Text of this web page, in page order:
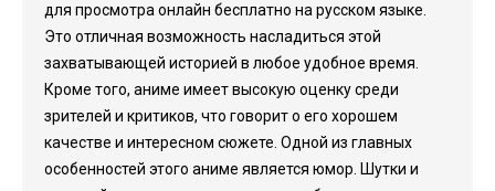
для просмотра онлайн бесплатно на русском языке.
Это отличная возможность насладиться этой
захватывающей историей в любое удобное время.
Кроме того, аниме имеет высокую оценку среди
зрителей и критиков, что говорит о его хорошем
качестве и интересном сюжете. Одной из главных
особенностей этого аниме является юмор. Шутки и